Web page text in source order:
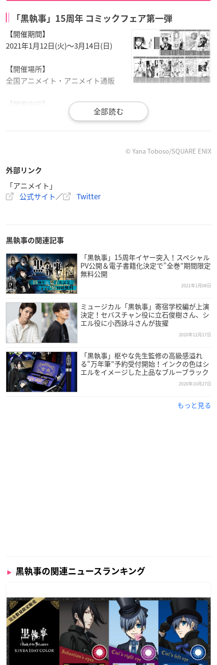
「黒執事」15周年 コミックフェア第一弾
【開催期間】
2021年1月12日(火)～3月14日(日)
【開催場所】
全国アニメイト・アニメイト通販
【開催内容】
対象商品を1冊ご購入ごとに【名場面しおり(全11種)】をプレゼ
・黒執事 キャラクターガイド その執事、集合
・黒執事アンソロジー コミック虹執事 １～２巻
・劇場版『黒執事 Book of the Atlantic』原画資料集
・月刊Gファンタジー 2月号(1月18日発売)
・月刊Gファンタジー 3月号(2月18日発売)
【特典内容】
名場面しおり(全11種)
※電子書籍サービス「アニメイトブックストア」にて連動施策
も開催
ディスプレイコンテスト
第一弾：「キャラクター編」
【開催期間】
2021年1月12日(火)～3月14日(日)
2021年1月29日(金)～3月21日(日)
【開催場所】
アニメイト渋谷・吉祥寺パルコ・大阪
日本橋・岡山・仙台
【特典内容】
コースター(全10種)
© Yana Toboso/SQUARE ENIX
外部リンク
「アニメイト」
公式サイト／ Twitter
黒執事の関連記事
「黒執事」15周年イヤー突入！スペシャル
PV公開＆電子書籍化決定で”全巻”期間限定
無料公開
2021年1月08日
ミュージカル「黒執事」寄宿学校編が上演
決定！セバスチャン役に立石俊樹さん、シ
エル役に小西詠斗さんが抜擢
2020年12月17日
「黒執事」枢やな先生監修の高級感溢れ
る“万年筆”予約受付開始！インクの色はシ
エルをイメージした上品なブルーブラック
2020年10月27日
もっと見る
黒執事の関連ニュースランキング